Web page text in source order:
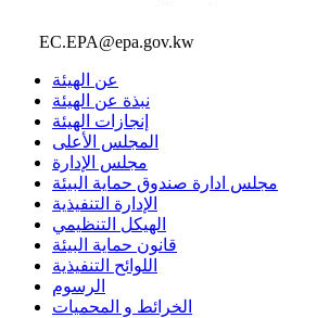
EC.EPA@epa.gov.kw
عن الهيئة
نبذة عن الهيئة
إنجازات الهيئة
المجلس الأعلى
مجلس الإدارة
مجلس ادارة صندوق حماية البيئة
الإدارة التنفيذية
الهيكل التنظيمي
قانون حماية البيئة
اللوائح التنفيذية
الرسوم
الخرائط و المحميات